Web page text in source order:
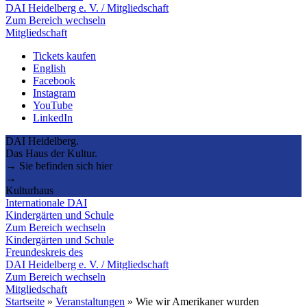
DAI Heidelberg e. V. / Mitgliedschaft
Zum Bereich wechseln
Mitgliedschaft
Tickets kaufen
English
Facebook
Instagram
YouTube
LinkedIn
DAI Heidelberg.
Das Haus der Kultur.
→ Sie befinden sich hier
→
Kulturhaus
Internationale DAI
Kindergärten und Schule
Zum Bereich wechseln
Kindergärten und Schule
Freundeskreis des
DAI Heidelberg e. V. / Mitgliedschaft
Zum Bereich wechseln
Mitgliedschaft
Startseite » Veranstaltungen » Wie wir Amerikaner wurden